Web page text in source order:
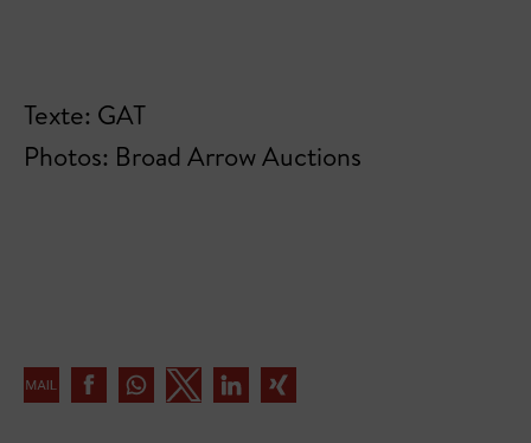
Texte: GAT
Photos: Broad Arrow Auctions